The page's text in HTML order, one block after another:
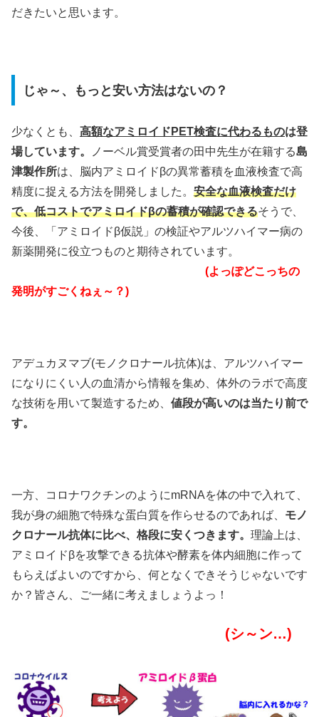
だきたいと思います。
じゃ～、もっと安い方法はないの？
少なくとも、 高額なアミロイドPET検査に代わるものは登
場しています。
ノーベル賞受賞者の田中先生が在籍する島
津製作所は、脳内アミロイドβの異常蓄積を血液検査で高
精度に捉える方法を開発しました。 安全な血液検査だけ
で、低コストでアミロイドβの蓄積が確認できるそうで、
今後、「アミロイドβ仮説」の検証やアルツハイマー病の
新薬開発に役立つものと期待されています。
(よっぽどこっちの
発明がすごくねぇ～？)
アデュカヌマブ(モノクロナール抗体)は、アルツハイマー
になりにくい人の血清から情報を集め、体外のラボで高度
な技術を用いて製造するため、 値段が高いのは当たり前で
す。
一方、コロナワクチンのようにmRNAを体の中で入れて、
我が身の細胞で特殊な蛋白質を作らせるのであれば、 モノ
クロナール抗体に比べ、格段に安くつきます。 理論上は、
アミロイドβを攻撃できる抗体や酵素を体内細胞に作って
もらえばよいのですから、何となくできそうじゃないです
か？皆さん、ご一緒に考えましょうよっ！
(シ～ン…)